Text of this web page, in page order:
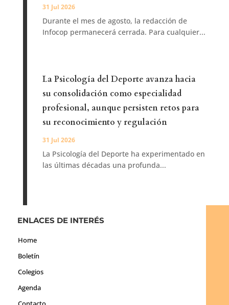
31 Jul 2026
Durante el mes de agosto, la redacción de
Infocop permanecerá cerrada. Para cualquier...
La Psicología del Deporte avanza hacia
su consolidación como especialidad
profesional, aunque persisten retos para
su reconocimiento y regulación
31 Jul 2026
La Psicología del Deporte ha experimentado en
las últimas décadas una profunda...
ENLACES DE INTERÉS
Home
Boletín
Colegios
Agenda